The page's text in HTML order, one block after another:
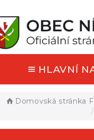
HLAVNÍ
Domovská stránka